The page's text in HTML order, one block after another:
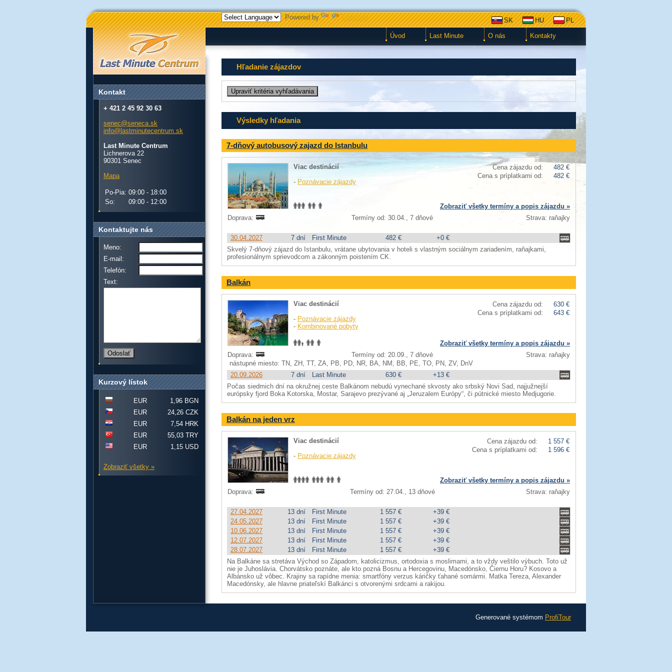
Powered by Translate SK HU PL
Úvod Last Minute O nás Kontakty
Hľadanie zájazdov
Výsledky hľadania
7-dňový autobusový zajazd do Istanbulu
Cena zájazdu od:
482 €
Cena s príplatkami od:
482 €
Viac destinácií
- Poznávacie zájazdy
Zobraziť všetky termíny a popis zájazdu »
Doprava:
Termíny od: 30.04., 7 dňové Strava: raňajky
30.04.2027 7 dní First Minute 482 €
+0 €
Skvelý 7-dňový zájazd do Istanbulu, vrátane ubytovania v hoteli s vlastným sociálnym zariadením, raňajkami,
profesionálnym sprievodcom a zákonným poistením CK.
Balkán
Cena zájazdu od:
630 €
Cena s príplatkami od:
643 €
Viac destinácií
- Poznávacie zájazdy
- Kombinované pobyty
Zobraziť všetky termíny a popis zájazdu »
Doprava:
Termíny od: 20.09., 7 dňové
Strava: raňajky
nástupné miesto: TN, ZH, TT, ZA, PB, PD, NR, BA, NM, BB, PE, TO, PN, ZV, DnV
20.09.2026
7 dní Last Minute 630 €
+13 €
Počas siedmich dní na okružnej ceste Balkánom nebudú vynechané skvosty ako srbský Novi Sad, najjužnejší
európsky fjord Boka Kotorska, Mostar, Sarajevo prezývané aj „Jeruzalem Európy“, či pútnické miesto Medjugorie.
Balkán na jeden vrz
Cena zájazdu od:
1 557 €
Cena s príplatkami od:
1 596 €
Viac destinácií
- Poznávacie zájazdy
Zobraziť všetky termíny a popis zájazdu »
Doprava:
Termíny od: 27.04., 13 dňové Strava: raňajky
27.04.2027 13 dní First Minute 1 557 €
+39 €
24.05.2027
13 dní First Minute 1 557 €
+39 €
10.06.2027
13 dní First Minute 1 557 €
+39 €
12.07.2027
13 dní First Minute 1 557 €
+39 €
28.07.2027
13 dní First Minute 1 557 €
+39 €
Na Balkáne sa stretáva Východ so Západom, katolicizmus, ortodoxia s moslimami, a to vždy veštilo výbuch. Toto už
nie je Juhoslávia. Chorvátsko poznáte, ale kto pozná Bosnu a Hercegovinu, Macedónsko, Čiernu Horu? Kosovo a
Albánsko už vôbec. Krajiny sa rapídne menia: smartfóny verzus káričky ťahané somármi. Matka Tereza, Alexander
Macedónsky, ale hlavne priateľskí Balkánci s otvorenými srdcami a rakijou.
Kontakt
+ 421 2 45 92 30 63
senec@seneca.sk
info@lastminutecentrum.sk
Last Minute Centrum
Lichnerova 22
90301 Senec
Mapa
Po-Pia: 09:00 - 18:00
So:
09:00 - 12:00
Kontaktujte nás
Meno:
E-mail:
Telefón:
Text:
Kurzový lístok
EUR
1,96 BGN
EUR
24,26 CZK
EUR
7,54 HRK
EUR
55,03 TRY
EUR
1,15 USD
Zobraziť všetky »
Generované systémom ProfiTour